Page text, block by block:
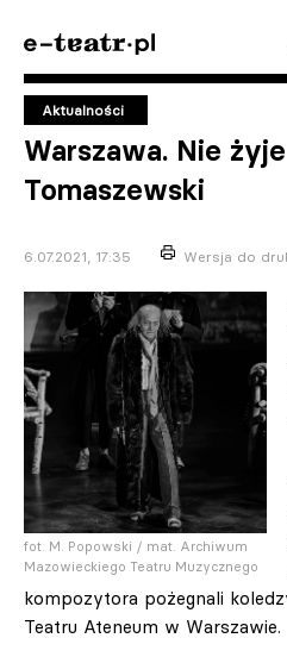
Aktualności
Warszawa. Nie
Tomaszewski
6.07.2021, 17:35 Wersja do
fot. M. Popowski / mat. Archiwum
Mazowieckiego Teatru Muzycznego
kompozytora pożegnali
Teatru Ateneum w Warszawie.